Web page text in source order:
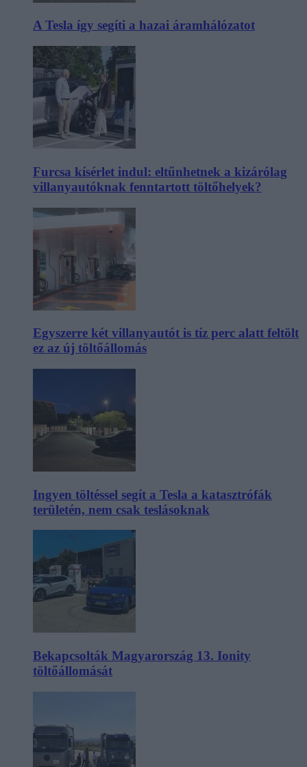
A Tesla így segíti a hazai áramhálózatot
Furcsa kísérlet indul: eltűnhetnek a kizárólag
villanyautóknak fenntartott töltőhelyek?
Egyszerre két villanyautót is tíz perc alatt feltölt
ez az új töltőállomás
Ingyen töltéssel segít a Tesla a katasztrófák
területén, nem csak teslásoknak
Bekapcsolták Magyarország 13. Ionity
töltőállomását